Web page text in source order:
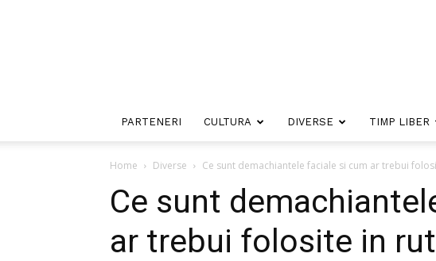
PARTENERI CULTURA DIVERSE TIMP LIBER
Home Diverse Ce sunt demachiantele faciale si cum ar trebui
Ce sunt
ar trebui folosite in